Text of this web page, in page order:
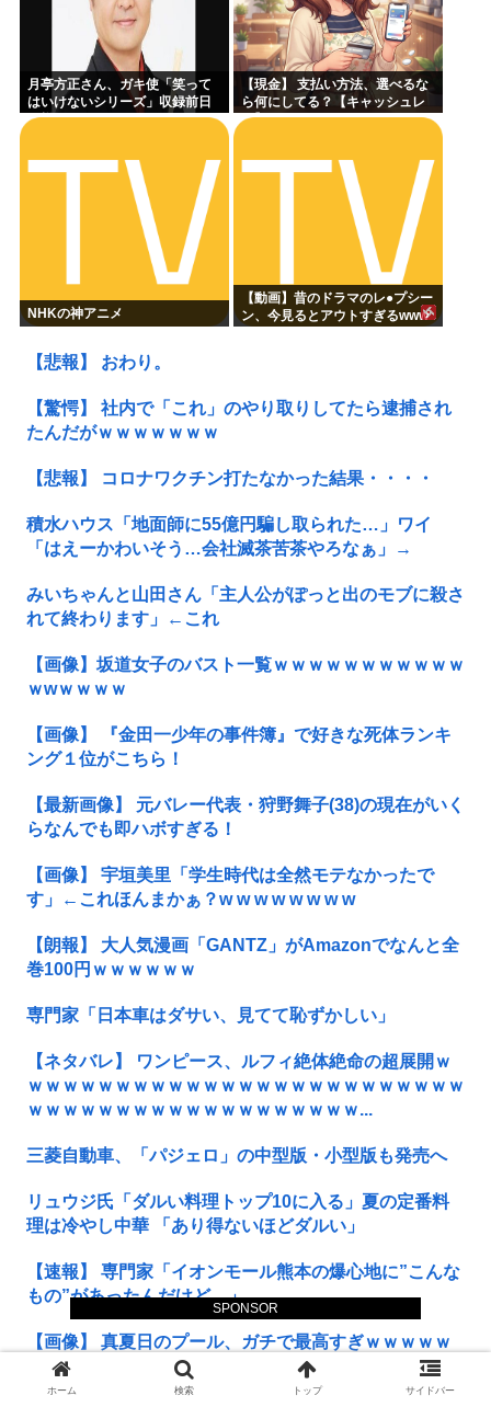
SPONSOR
月亭方正さん、ガキ使「笑って
はいけないシリーズ」収録前日
の様子がこちらｗｗｗｗｗ
【現金】 支払い方法、選べるな
ら何にしてる？【キャッシュレ
ス】
NHKの神アニメ
【動画】昔のドラマのレ●プシー
ン、今見るとアウトすぎるwww
【悲報】 おわり。
【驚愕】 社内で「これ」のやり取りしてたら逮捕され
たんだがｗｗｗｗｗｗｗ
【悲報】 コロナワクチン打たなかった結果・・・・
積水ハウス「地面師に55億円騙し取られた…」ワイ
「はえーかわいそう…会社滅茶苦茶やろなぁ」→
みいちゃんと山田さん「主人公がぽっと出のモブに殺さ
れて終わります」←これ
【画像】坂道女子のバスト一覧ｗｗｗｗｗｗｗｗｗｗｗ
ｗwｗｗｗｗ
【画像】 『金田一少年の事件簿』で好きな死体ランキ
ング１位がこちら！
【最新画像】 元バレー代表・狩野舞子(38)の現在がいく
らなんでも即ハボすぎる！
【画像】 宇垣美里「学生時代は全然モテなかったで
す」←これほんまかぁ？w w w w w w w w
【朗報】 大人気漫画「GANTZ」がAmazonでなんと全
巻100円ｗｗｗｗｗｗ
専門家「日本車はダサい、見てて恥ずかしい」
【ネタバレ】 ワンピース、ルフィ絶体絶命の超展開ｗ
ｗｗｗｗｗｗｗｗｗｗｗｗｗｗｗｗｗｗｗｗｗｗｗｗｗ
ｗｗｗｗｗｗｗｗｗｗｗｗｗｗｗｗｗｗｗ...
三菱自動車、「パジェロ」の中型版・小型版も発売へ
リュウジ氏「ダルい料理トップ10に入る」夏の定番料
理は冷やし中華 「あり得ないほどダルい」
【速報】 専門家「イオンモール熊本の爆心地に”こんな
もの”があったんだけど…」
【画像】 真夏日のプール、ガチで最高すぎｗｗｗｗｗ
ｗｗｗｗｗ
ホーム 検索 トップ サイドバー